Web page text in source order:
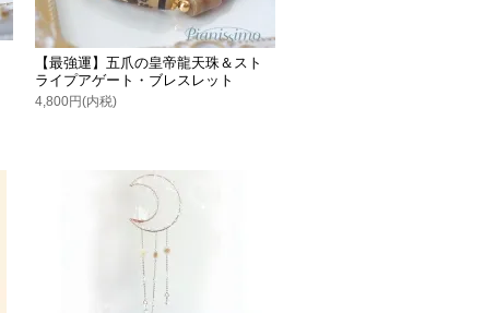
【最強運】五爪の皇帝龍天珠＆スト
ライプアゲート・ブレスレット
4,800円(内税)